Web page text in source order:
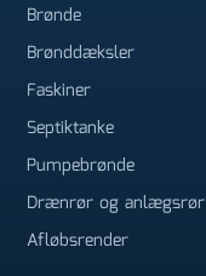
Brønde
Brønddæksler
Faskiner
Septiktanke
Pumpebrønde
Drænrør og anlægsrør
Afløbsrender